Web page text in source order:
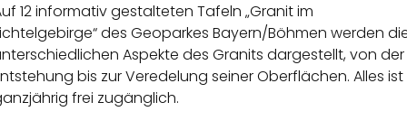
12 informativ gestalteten Tafeln „Granit im
des Geoparkes Bayern/Böhmen werden
Aspekte des Granits dargestellt, von der
bis zur Veredelung seiner Oberflächen. Alles ist
frei zugänglich.